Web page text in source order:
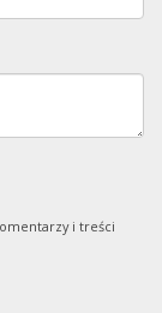
i treści